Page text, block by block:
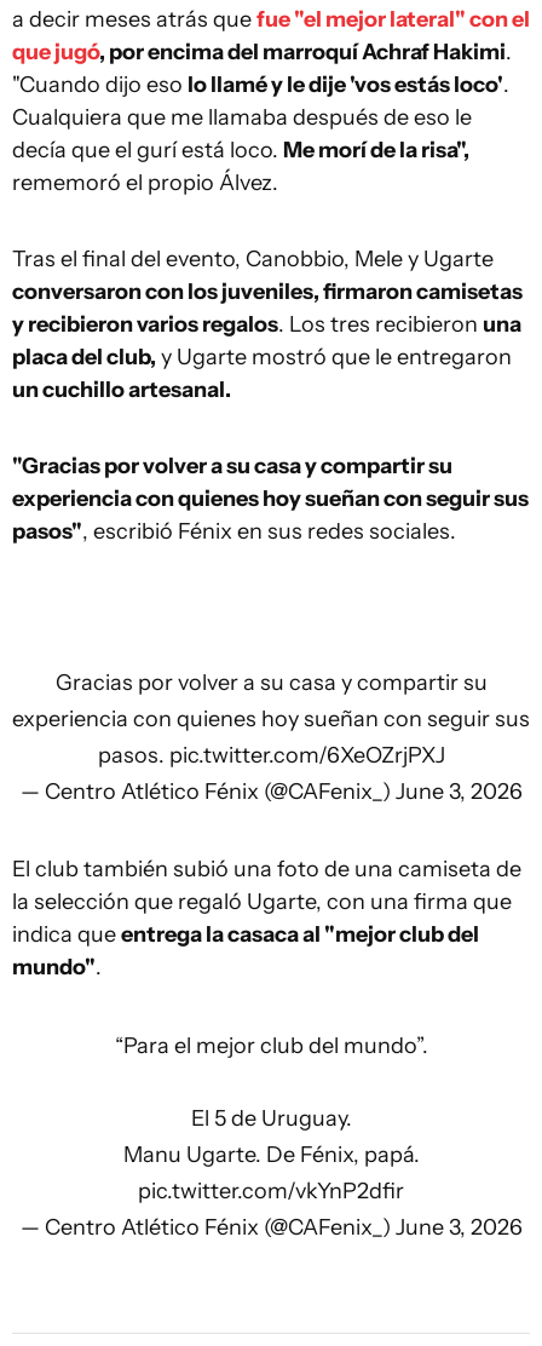
a decir meses atrás quefue "el mejor lateral" con el
que jugó, por encima del marroquí Achraf Hakimi.
"Cuando dijo eso lo llamé y le dije 'vos estás loco'.
Cualquiera que me llamaba después de eso le
decía que el gurí está loco. Me morí de la risa",
rememoró el propio Álvez.
Tras el final del evento, Canobbio, Mele y Ugarte
conversaron con los juveniles, firmaron camisetas
y recibieron varios regalos. Los tres recibieron una
placa del club, y Ugarte mostró que le entregaron
un cuchillo artesanal.
"Gracias por volver a su casa y compartir su
experiencia con quienes hoy sueñan con seguir sus
pasos", escribió Fénix en sus redes sociales.
Gracias por volver a su casa y compartir su
experiencia con quienes hoy sueñan con seguir sus
pasos. pic.twitter.com/6XeOZrjPXJ
— Centro Atlético Fénix (@CAFenix_) June 3, 2026
El club también subió una foto de una camiseta de
la selección que regaló Ugarte, con una firma que
indica queentrega la casaca al "mejor club del
mundo".
“Para el mejor club del mundo”.
El 5 de Uruguay.
Manu Ugarte. De Fénix, papá.
pic.twitter.com/vkYnP2dfir
— Centro Atlético Fénix (@CAFenix_) June 3, 2026